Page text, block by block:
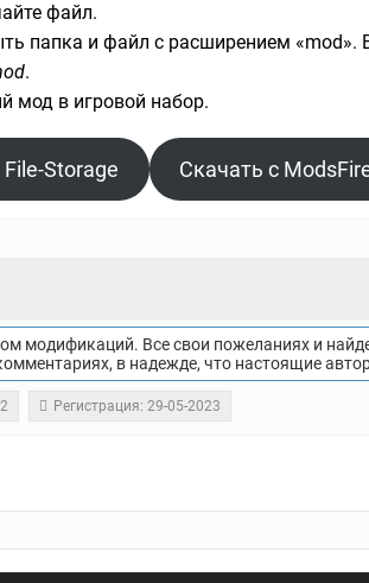
файл.
папка и файл с расширением «mod».
.
мод в игровой набор.
Storage Скачать с
модификаций. Все свои пожеланиях и
в надежде, что настоящие
Регистрация: 29-05-2023